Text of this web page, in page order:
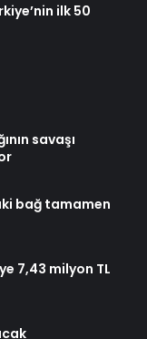
ilk 50
savaşı
bağ tamamen
7,43 milyon TL